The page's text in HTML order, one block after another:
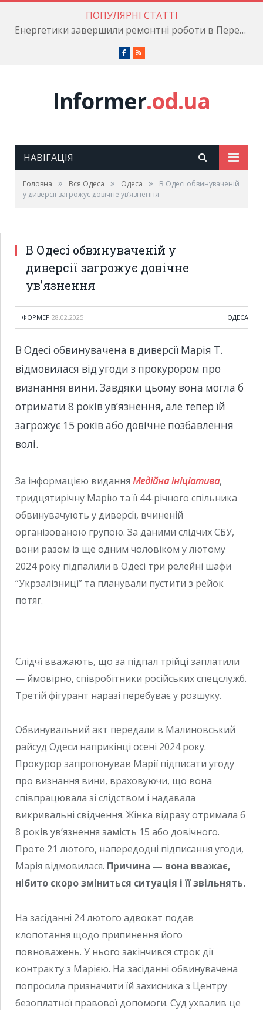
ПОПУЛЯРНІ СТАТТІ
Енергетики завершили ремонтні роботи в Пересипському районі
Facebook
RSS
Informer.od.ua
НАВІГАЦІЯ
Головна » Вся Одеса » Одеса »
В Одесі обвинуваченій
у диверсії загрожує довічне ув’язнення
В Одесі обвинуваченій у
диверсії загрожує довічне
ув’язнення
ІНФОРМЕР 28.02.2025 ОДЕСА
В Одесі обвинувачена в диверсії Марія Т.
відмовилася від угоди з прокурором про
визнання вини. Завдяки цьому вона могла б
отримати 8 років ув’язнення, але тепер їй
загрожує 15 років або довічне позбавлення
волі.
За інформацією видання Медійна ініціатива,
тридцятирічну Марію та її 44-річного спільника
обвинувачують у диверсії, вчиненій
організованою групою. За даними слідчих СБУ,
вони разом із ще одним чоловіком у лютому
2024 року підпалили в Одесі три релейні шафи
“Укрзалізниці” та планували пустити з рейок
потяг.
Слідчі вважають, що за підпал трійці заплатили
— ймовірно, співробітники російських спецслужб.
Третій фігурант наразі перебуває у розшуку.
Обвинувальний акт передали в Малиновський
райсуд Одеси наприкінці осені 2024 року.
Прокурор запропонував Марії підписати угоду
про визнання вини, враховуючи, що вона
співпрацювала зі слідством і надавала
викривальні свідчення. Жінка відразу отримала б
8 років ув’язнення замість 15 або довічного.
Проте 21 лютого, напередодні підписання угоди,
Марія відмовилася. Причина — вона вважає,
нібито скоро зміниться ситуація і її звільнять.
На засіданні 24 лютого адвокат подав
клопотання щодо припинення його
повноважень. У нього закінчився строк дії
контракту з Марією. На засіданні обвинувачена
попросила призначити їй захисника з Центру
безоплатної правової допомоги. Суд ухвалив це